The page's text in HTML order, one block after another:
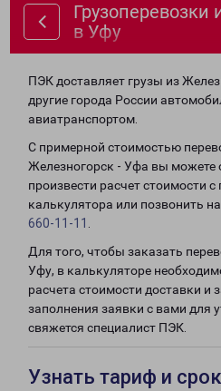
Грузоперевозки
в Уфу
ПЭК доставляет грузы из
другие города России
авиатранспортом.
С примерной стоимостью
Железногорск - Уфа вы можете
произвести расчет стоимости
калькулятора или позвонить
660-11-11
Для того, чтобы заказать
Уфу, в калькуляторе
расчета стоимости доставки и
заполнения заявки с вами для
свяжется специалист ПЭК.
Узнать тариф и